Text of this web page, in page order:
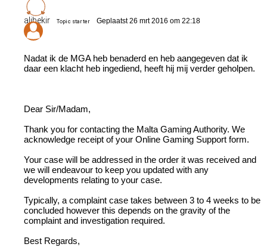
alibekir Topic starter Geplaatst 26 mrt 2016 om 22:18
Nadat ik de MGA heb benaderd en heb aangegeven dat ik
daar een klacht heb ingediend, heeft hij mij verder geholpen.
Dear Sir/Madam,
Thank you for contacting the Malta Gaming Authority. We
acknowledge receipt of your Online Gaming Support form.
Your case will be addressed in the order it was received and
we will endeavour to keep you updated with any
developments relating to your case.
Typically, a complaint case takes between 3 to 4 weeks to be
concluded however this depends on the gravity of the
complaint and investigation required.
Best Regards,